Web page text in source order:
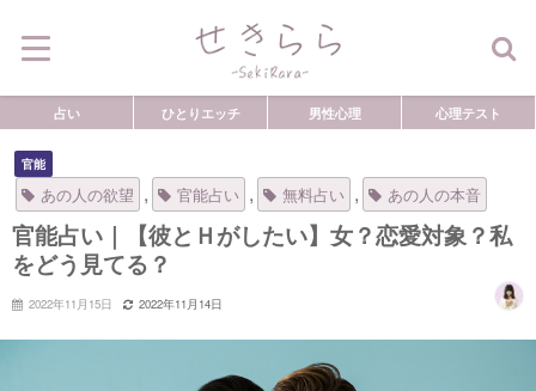
占い ひとりエッチ 男性心理 心理テスト
官能
あの人の欲望 , 官能占い , 無料占い , あの人の本音
官能占い｜【彼とＨがしたい】女？恋愛対象？私
をどう見てる？
2022年11月15日 2022年11月14日